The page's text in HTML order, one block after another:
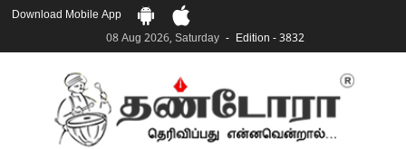
Download Mobile App
08 Aug 2026, Saturday
Edition - 3832